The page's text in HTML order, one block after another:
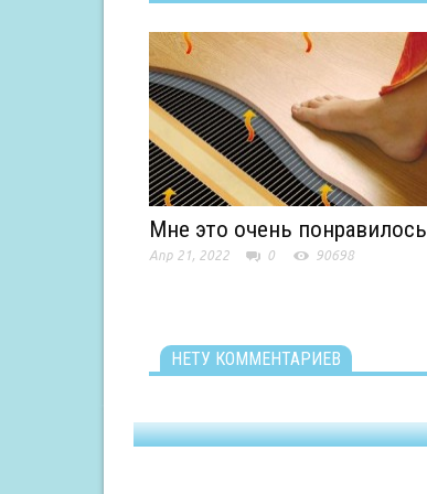
Мне это очень понравилось
Апр 21, 2022 0 90698
НЕТУ КОММЕНТАРИЕВ